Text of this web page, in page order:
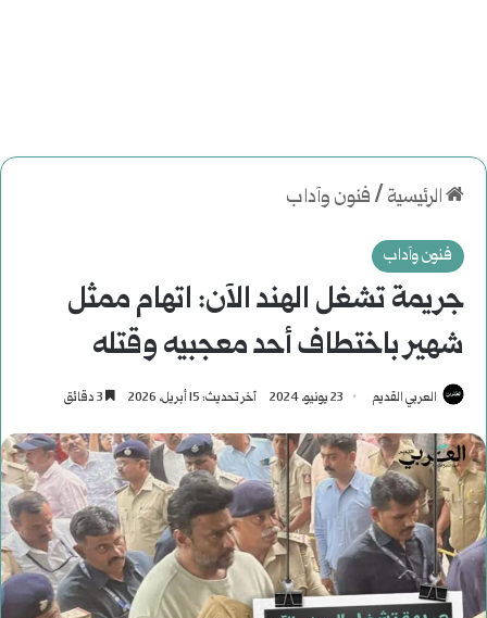
الرئيسية /فنون وآداب
فنون وآداب
جريمة تشغل الهند الآن: اتهام ممثل
شهير باختطاف أحد معجبيه وقتله
العربي القديم 23 يونيو، 2024 آخر تحديث: 15 أبريل، 2026